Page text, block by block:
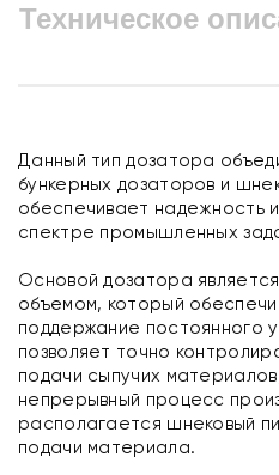
Техническое
Данный тип дозатора
бункерных дозаторов и
обеспечивает надежность
спектре промышленных
Основой дозатора
объемом, который
поддержание постоянного
позволяет точно
подачи сыпучих
непрерывный процесс
располагается шнековый
подачи материала.